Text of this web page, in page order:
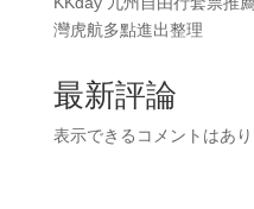
灣虎航多點進出整理
最新評論
表示できるコメントはあり